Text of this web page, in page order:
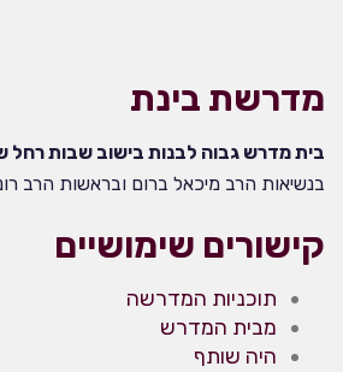
מדרשת בינת
בית מדרש גבוה לבנות בישוב שבות רחל
בנשיאות הרב מיכאל ברום ובראשות הרב
קישורים שימושיים
תוכניות המדרשה
מבית המדרש
היה שותף